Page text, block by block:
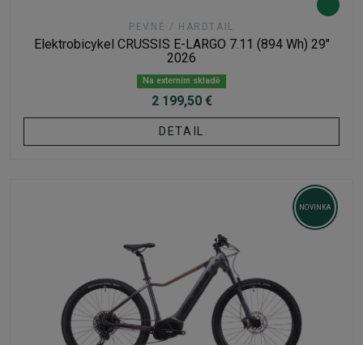
PEVNÉ / HARDTAIL
Elektrobicykel CRUSSIS E-LARGO 7.11 (894 Wh) 29"
2026
Na externím skladě
2 199,50 €
DETAIL
NOVINKA